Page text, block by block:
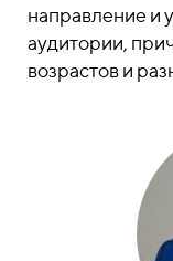
направление и
аудитории,
возрастов и